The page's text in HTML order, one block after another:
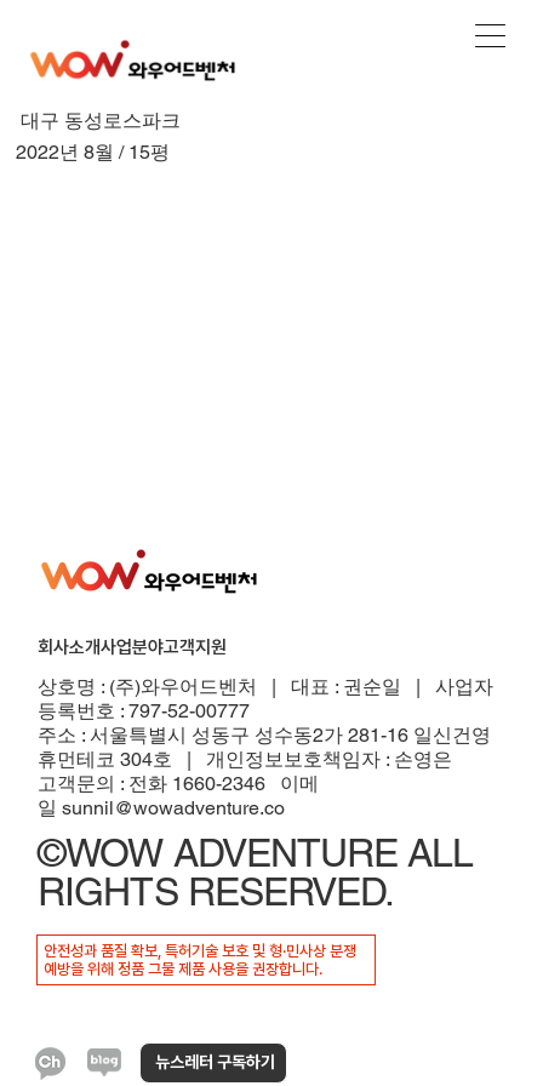
대구 동성로스파크
2022년 8월 / 15평
회사소개사업분야고객지원
​상호명 : (주)와우어드벤처 | 대표 : 권순일 | 사업자
등록번호 : 797-52-00777
주소 : 서울특별시 성동구 성수동2가 281-16 일신건영
휴먼테코 304호 | 개인정보보호책임자 : 손영은
고객문의 : 전화 1660-2346 이메
일sunnil@wowadventure.co
©WOW ADVENTURE ALL
RIGHTS RESERVED.
안전성과 품질 확보, 특허기술 보호 및 형·민사상 분쟁
예방을 위해 정품 그물 제품 사용을 권장합니다.
뉴스레터 구독하기